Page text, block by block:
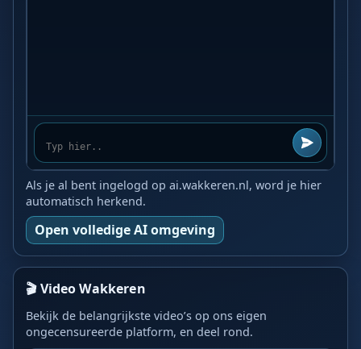
Als je al bent ingelogd op ai.wakkeren.nl, word je hier
automatisch herkend.
Open volledige AI omgeving
🎬 Video Wakkeren
Bekijk de belangrijkste video’s op ons eigen
ongecensureerde platform, en deel rond.